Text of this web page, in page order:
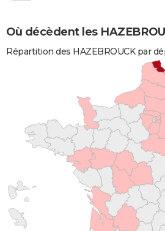
Où décèdent les
Répartition des HAZEBROUCK par